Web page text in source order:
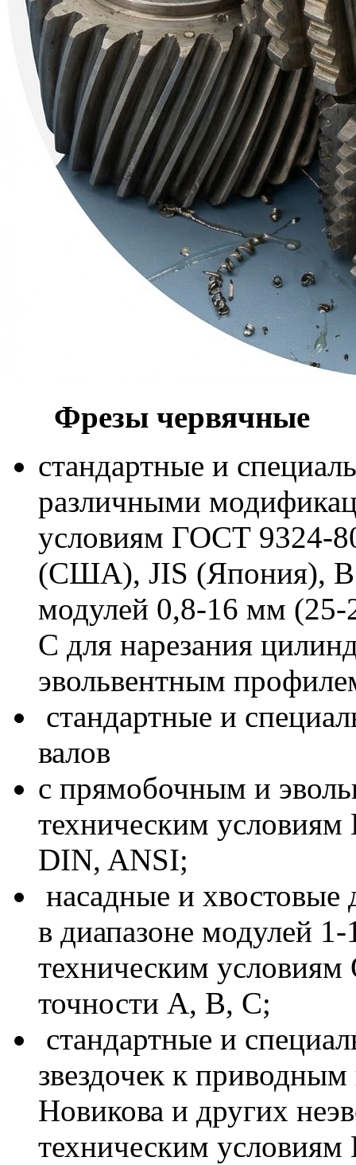
Фрезы червячные
стандартные и
различными
условиям ГОСТ 9324-
(США), JIS (Япония),
модулей 0,8-16 мм (25-
С для нарезания
эвольвентным
стандартные и
валов
с прямобочным и
техническим
DIN, ANSI;
насадные и хвостовые
в диапазоне модулей
техническим
точности А, В, С;
стандартные и
звездочек к
Новикова и других
техническим